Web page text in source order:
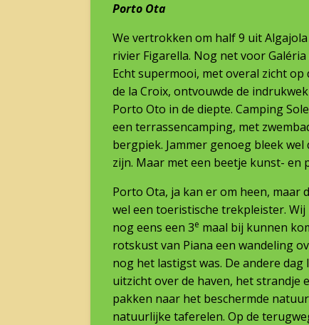
Porto Ota
We vertrokken om half 9 uit
rivier Figarella. Nog net voor
Echt supermooi, met overal zicht
de la Croix, ontvouwde de
Porto Oto in de diepte. Camping
een terrassencamping, met
bergpiek. Jammer genoeg bleek
zijn. Maar met een beetje kunst-
Porto Ota, ja kan er om heen, maar
wel een toeristische trekpleister.
nog eens een 3e maal bij kunnen
rotskust van Piana een wandeling
nog het lastigst was. De andere
uitzicht over de haven, het strandje
pakken naar het beschermde
natuurlijke taferelen. Op de